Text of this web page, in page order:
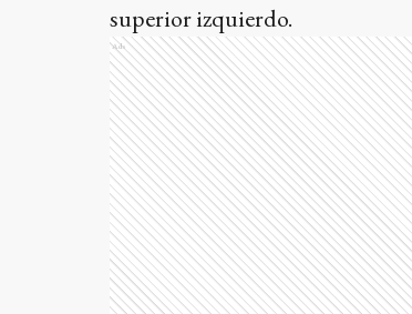
superior izquierdo.
Ads